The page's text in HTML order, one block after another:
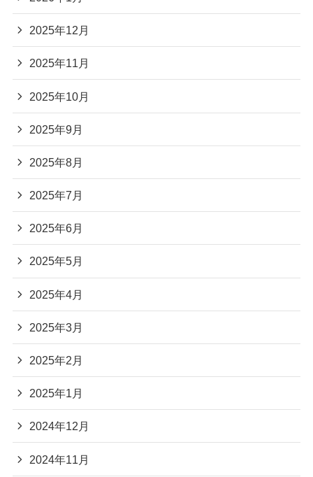
2025年12月
2025年11月
2025年10月
2025年9月
2025年8月
2025年7月
2025年6月
2025年5月
2025年4月
2025年3月
2025年2月
2025年1月
2024年12月
2024年11月